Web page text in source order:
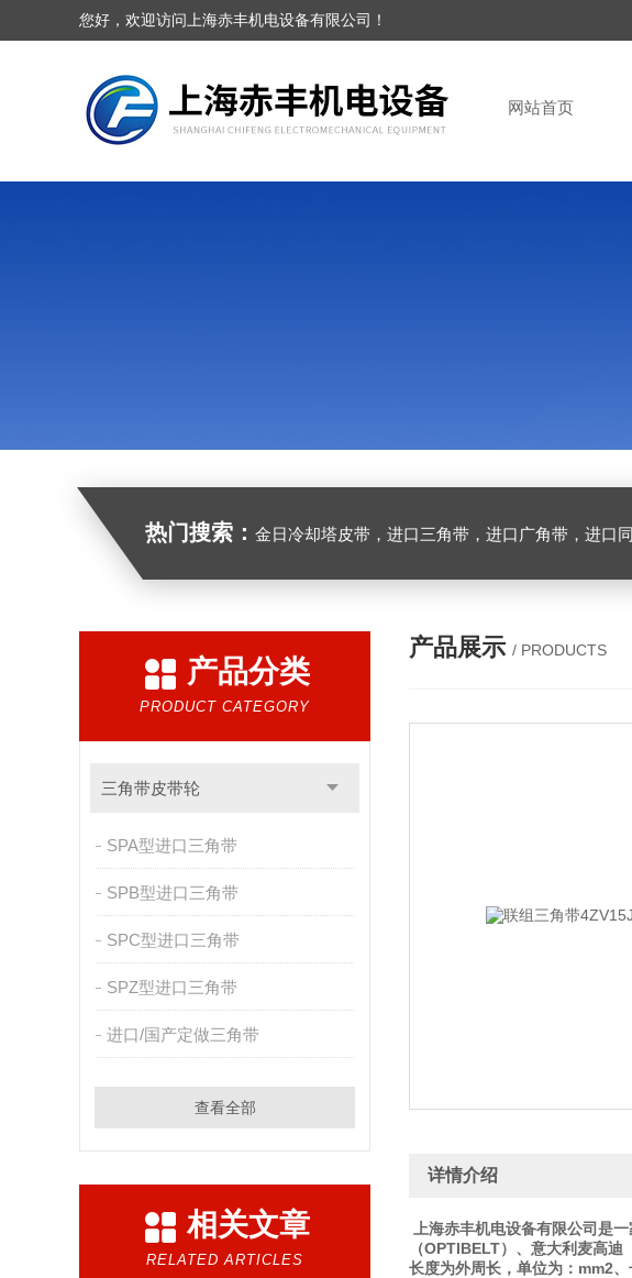
您好，欢迎访问上海赤丰机电设备有限公司！
网站首页
热门搜索： 金日冷却塔皮带，进口三角带，进口广角带，进口同步带，进口空压机皮带，带齿三角带
产品分类
PRODUCT CATEGORY
三角带皮带轮
SPA型进口三角带
SPB型进口三角带
SPC型进口三角带
SPZ型进口三角带
进口/国产定做三角带
查看全部
相关文章
RELATED ARTICLES
产品展示 / PRODUCTS
详情介绍
上海赤丰机电设备有限公司是
（OPTIBELT）、意大利麦高迪
长度为外周长，单位为：mm2